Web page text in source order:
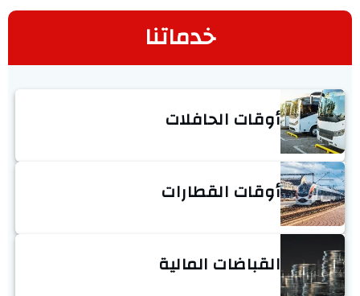
خدماتنا
أوقات الحافلات
أوقات القطارات
القباضات المالية